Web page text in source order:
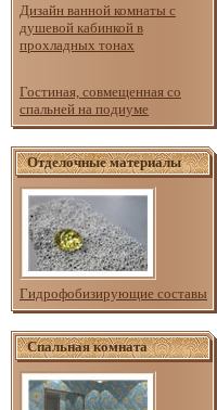
Дизайн ванной комнаты с
душевой кабинкой в
прохладных тонах
Гостиная, совмещенная со
спальней на подиуме
Отделочные материалы
Гидрофобизирующие составы
Спальная комната